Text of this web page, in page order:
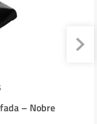
– Nobre